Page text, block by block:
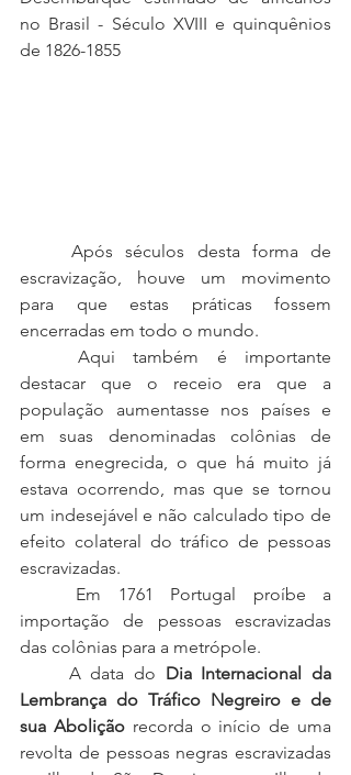
no Brasil - Século XVIII e quinquênios
de 1826-1855
	Após séculos desta forma de
escravização, houve um movimento
para que estas práticas fossem
encerradas em todo o mundo.
destacar que o receio era que a
população aumentasse nos países e
em suas denominadas colônias de
forma enegrecida, o que há muito já
estava ocorrendo, mas que se tornou
um indesejável e não calculado tipo de
efeito colateral do tráfico de pessoas
escravizadas.
importação de pessoas escravizadas
das colônias para a metrópole.
	A data do
Dia Internacional da
Lembrança do Tráfico Negreiro e de
sua Abolição recorda o início de uma
revolta de pessoas negras escravizadas